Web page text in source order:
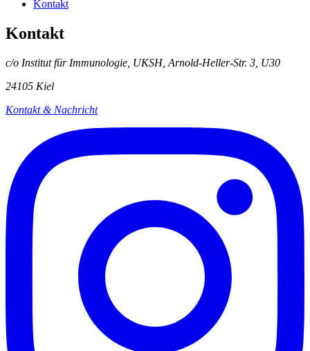
Kontakt
Kontakt
c/o Institut für Immunologie, UKSH, Arnold-Heller-Str. 3, U30
24105 Kiel
Kontakt & Nachricht